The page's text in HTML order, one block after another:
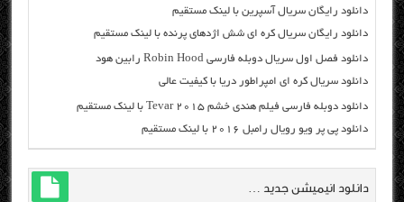
دانلود رایگان سریال آسپرین با لینک مستقیم
دانلود رایگان سریال کره ای شش اژدهای پرنده با لینک مستقیم
دانلود فصل اول سریال دوبله فارسی Robin Hood رابین هود
دانلود سریال کره ای امپراطور دریا با کیفیت عالی
دانلود دوبله فارسی فیلم هندی خشم Tevar ۲۰۱۵ با لینک مستقیم
دانلود پی پر ویو رویال رامبل ۲۰۱۶ با لینک مستقیم
دانلود انیمیشن جدید …